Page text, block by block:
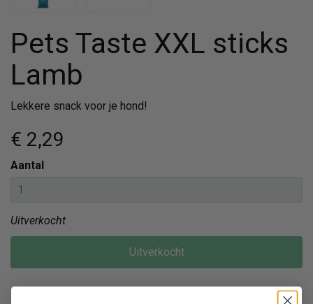
Pets Taste XXL sticks
Lamb
Lekkere snack voor je hond!
€ 2,29
Aantal
Uitverkocht
Uitverkocht